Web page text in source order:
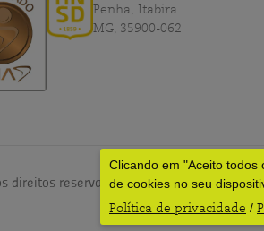
Clicando em "Aceito
de cookies no seu
Política de privacidade /
Penha, Itabira
MG, 35900-062
direitos reservados © 2024 – HNSD por